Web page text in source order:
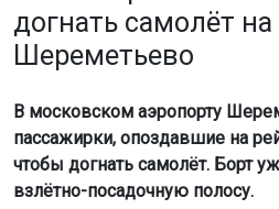
догнать самолёт
Шереметьево
В московском аэропорту
пассажирки, опоздавшие на
чтобы догнать самолёт. Борт
взлётно-посадочную полосу.